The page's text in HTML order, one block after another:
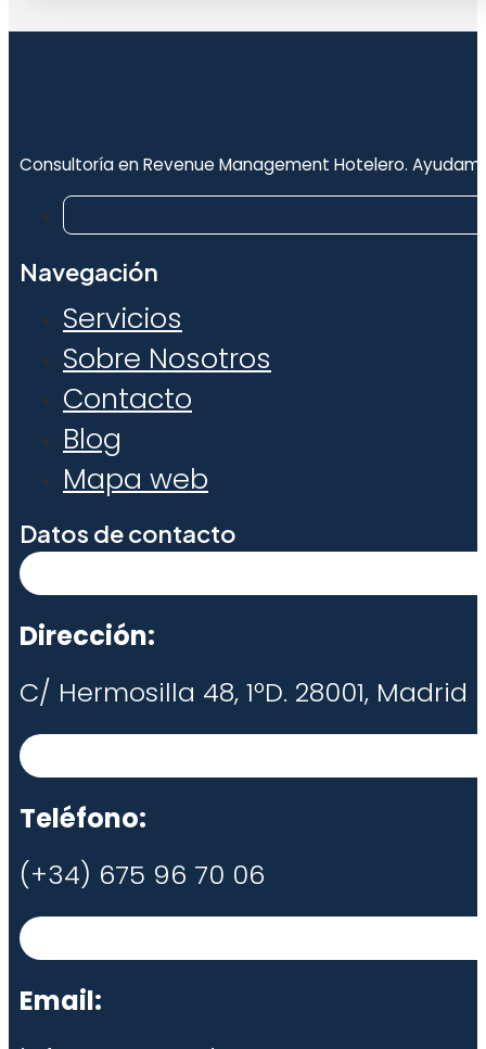
Consultoría en Revenue Management Hotelero.
Navegación
Servicios
Sobre Nosotros
Contacto
Blog
Mapa web
Datos de contacto
Dirección:
C/ Hermosilla 48, 1ºD. 28001, Madrid
Teléfono:
(+34) 675 96 70 06
Email: